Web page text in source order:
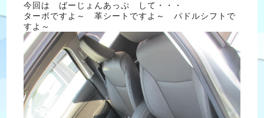
今回は ばーじょんあっぷ して・・・
ターボですよ～ 革シートですよ～ パドルシフトで
すよ～